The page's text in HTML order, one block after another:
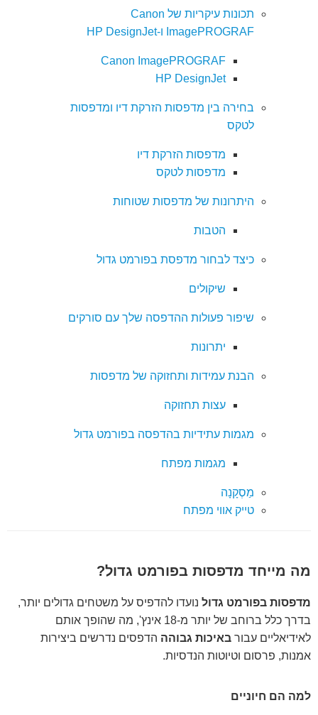
תכונות עיקריות של Canon
ImagePROGRAF ו-HP DesignJet
Canon ImagePROGRAF
HP DesignJet
בחירה בין מדפסות הזרקת דיו ומדפסות
לטקס
מדפסות הזרקת דיו
מדפסות לטקס
היתרונות של מדפסות שטוחות
הטבות
כיצד לבחור מדפסת בפורמט גדול
שיקולים
שיפור פעולות ההדפסה שלך עם סורקים
יתרונות
הבנת עמידות ותחזוקה של מדפסות
עצות תחזוקה
מגמות עתידיות בהדפסה בפורמט גדול
מגמות מפתח
מַסְקָנָה
טייק אווי מפתח
מה מייחד מדפסות בפורמט גדול?
מדפסות בפורמט גדול נועדו להדפיס על משטחים גדולים יותר,
בדרך כלל ברוחב של יותר מ-18 אינץ', מה שהופך אותם
לאידיאליים עבור באיכות גבוהה הדפסים נדרשים ביצירות
אמנות, פרסום וטיוטות הנדסיות.
למה הם חיוניים